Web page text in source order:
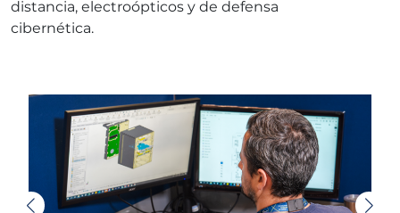
distancia, electroópticos y de defensa
cibernética.